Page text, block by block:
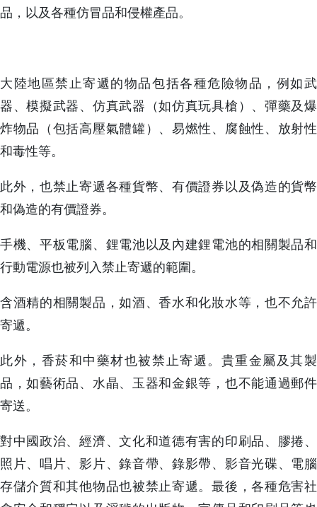
品，以及各種仿冒品和侵權產品。
大陸地區禁止寄遞的物品包括各種危險物品，例如武
器、模擬武器、仿真武器（如仿真玩具槍）、彈藥及爆
炸物品（包括高壓氣體罐）、易燃性、腐蝕性、放射性
和毒性等。
此外，也禁止寄遞各種貨幣、有價證券以及偽造的貨幣
和偽造的有價證券。
手機、平板電腦、鋰電池以及內建鋰電池的相關製品和
行動電源也被列入禁止寄遞的範圍。
含酒精的相關製品，如酒、香水和化妝水等，也不允許
寄遞。
此外，香菸和中藥材也被禁止寄遞。貴重金屬及其製
品，如藝術品、水晶、玉器和金銀等，也不能通過郵件
寄送。
對中國政治、經濟、文化和道德有害的印刷品、膠捲、
照片、唱片、影片、錄音帶、錄影帶、影音光碟、電腦
存儲介質和其他物品也被禁止寄遞。最後，各種危害社